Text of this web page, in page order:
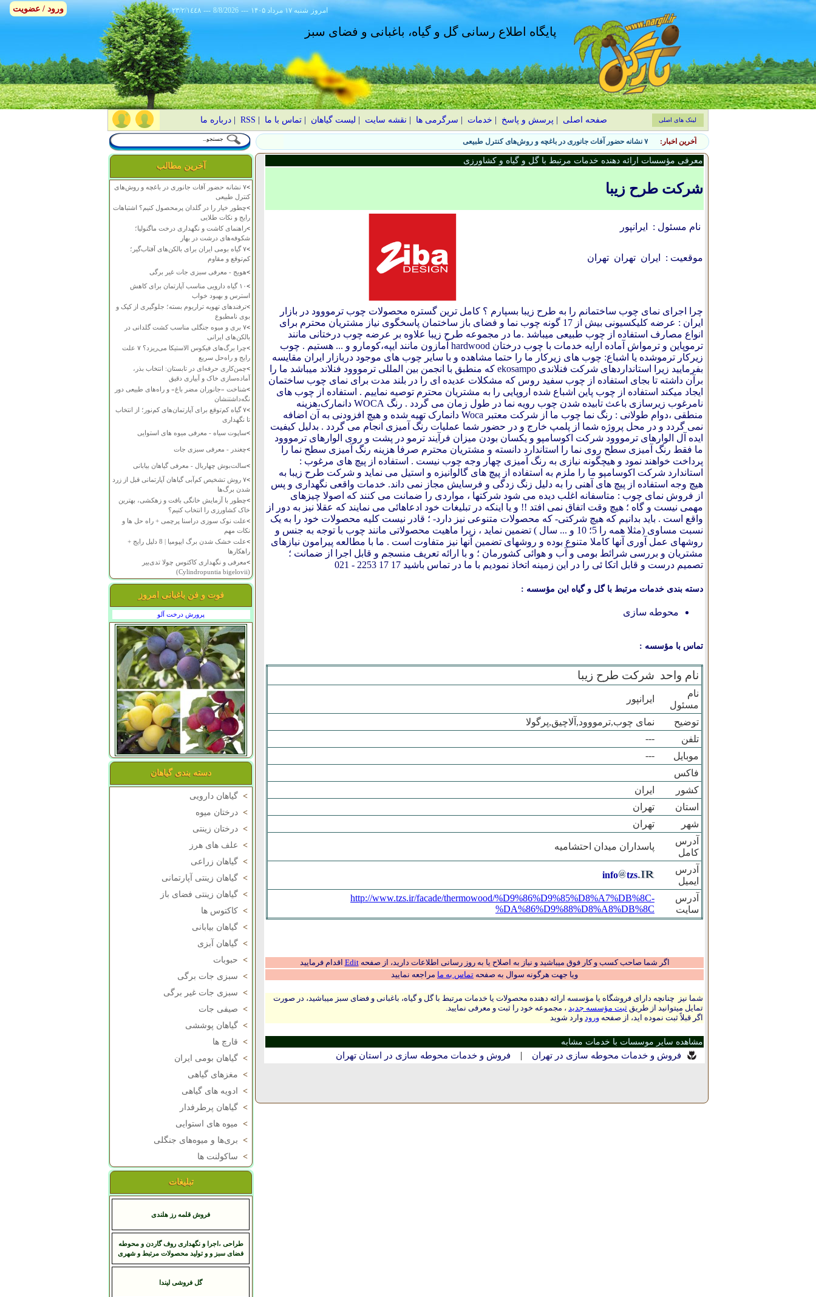
٢٣/٢/١٤٤٨ --- 8/8/2026 --- ۱۴۰۵ شنبه ۱۷ مرداد امروز
پایگاه اطلاع رسانی گل و گیاه، باغبانی و فضای سبز
صفحه اصلی پرسش و پاسخ خدمات سرگرمی ها نقشه سایت لیست گیاهان |تماس با ما RSS
|درباره ما لینک های اصلی
آخرین اخبار: ۷ نشانه حضور آفات جانوری در باغچه و روش‌های کنترل طبیعی
آخرین مطالب
>
۷ نشانه حضور آفات جانوری در باغچه و روش‌های
کنترل طبیعی
>چطور خیار را در گلدان پرمحصول کنیم؟ اشتباهات
رایج و نکات طلایی
>راهنمای کاشت و نگهداری درخت ماگنولیا؛
شکوفه‌های درشت در بهار
>
۷ گیاه بومی ایران برای بالکن‌های آفتاب‌گیر؛
کم‌توقع و مقاوم
>هویج - معرفی سبزی جات غیر برگی
>
۱۰ گیاه دارویی مناسب آپارتمان برای کاهش
استرس و بهبود خواب
>ترفندهای تهویه تراریوم بسته؛ جلوگیری از کپک و
بوی نامطبوع
>
۷ بری و میوه جنگلی مناسب کشت گلدانی در
بالکن‌های ایرانی
>
چرا برگ‌های فیکوس الاستیکا می‌ریزد؟ ۷ علت
رایج و راه‌حل سریع
>چمن‌کاری حرفه‌ای در تابستان: انتخاب بذر،
آماده‌سازی خاک و آبیاری دقیق
>شناخت «جانوران مضر باغ» و راه‌های طبیعی دور
نگه‌داشتنشان
>
۷ گیاه کم‌توقع برای آپارتمان‌های کم‌نور؛ از انتخاب
تا نگهداری
>ساپوت سیاه - معرفی میوه های استوایی
>چغندر - معرفی سبزی جات
>سالت‌بوش چهاربال - معرفی گیاهان بیابانی
>
۷ روش تشخیص کم‌آبی گیاهان آپارتمانی قبل از زرد
شدن برگ‌ها
>چطور با آزمایش خانگی بافت و زهکشی، بهترین
خاک کشاورزی را انتخاب کنیم؟
>علت نوک سوزی دراسنا پرچمی + راه حل ها و
نکات مهم
>
علت خشک شدن برگ ایپومیا | 8 دلیل رایج +
راهکارها
>معرفی و نگهداری کاکتوس چولا تدی‌بیر
(Cylindropuntia bigelovii)
فوت و فن باغبانی امروز
پرورش درخت آلو
دسته بندی گیاهان
> گیاهان دارویی
> درختان میوه
> درختان زینتی
> علف های هرز
> گیاهان زراعی
> گیاهان زینتی آپارتمانی
> گیاهان زینتی فضای باز
> کاکتوس ها
> گیاهان بیابانی
> گیاهان آبزی
> حبوبات
> سبزی جات برگی
> سبزی جات غیر برگی
> صیفی جات
> گیاهان پوششی
> قارچ ها
> گیاهان بومی ایران
> مغزهای گیاهی
>
ادویه های گیاهی
> گیاهان پرطرفدار
> میوه های استوایی
> بری‌ها و میوه‌های جنگلی
> ساکولنت ها
تبلیغات
فروش قلمه رز هلندی
طراحی ،اجرا و نگهداری روف گاردن و محوطه
فضای سبز و و تولید محصولات مرتبط و شهری
گل فروشی لیندا
معرفی مؤسسات ارائه دهنده خدمات مرتبط با گل و گیاه و کشاورزی
شرکت طرح زیبا
نام مسئول : ایرانپور
موقعیت : ایران تهران تهران
چرا اجرای نمای چوب ساختمانم را به طرح زیبا بسپارم ؟ کامل ترین گستره محصولات چوب ترمووود در بازار
ایران : عرضه کلیکسیونی بیش از 17 گونه چوب نما و فضای باز ساختمان پاسخگوی نیاز مشتریان محترم برای
انواع مصارف استفاده از چوب طبیعی میباشد .ما در مجموعه طرح زیبا علاوه بر عرضه چوب درختانی مانند
ترموپاین و ترمواش آماده ارایه خدمات با چوب درختان hardwood آمازون مانند ایپه،کومارو و ... هستیم . چوب
زیرکار ترموشده یا اشباع: چوب های زیرکار ما را حتما مشاهده و با سایر چوب های موجود دربازار ایران مقایسه
بفرمایید زیرا استانداردهای شرکت فنلاندی ekosampo که منطبق با انجمن بین المللی ترمووود فنلاند میباشد ما را
برآن داشته تا بجای استفاده از چوب سفید روس که مشکلات عدیده ای را در بلند مدت برای نمای چوب ساختمان
ایجاد میکند استفاده از چوب پاین اشباع شده اروپایی را به مشتریان محترم توصیه نماییم . استفاده از چوب های
نامرغوب زیرسازی باعث تابیده شدن چوب رویه نما در طول زمان می گردد . رنگ WOCA دانمارک،هزینه
منطقی ،دوام طولانی : رنگ نما چوب ما از شرکت معتبر Woca دانمارک تهیه شده و هیچ افزودنی به آن اضافه
نمی گردد و در محل پروژه شما از پلمپ خارج و در حضور شما عملیات رنگ آمیزی انجام می گردد . بدلیل کیفیت
ایده آل الوارهای ترمووود شرکت اکوسامپو و یکسان بودن میزان فرآیند ترمو در پشت و روی الوارهای ترمووود
ما فقط رنگ آمیزی سطح روی نما را استاندارد دانسته و مشتریان محترم صرفا هزینه رنگ آمیزی سطح نما را
پرداخت خواهند نمود و هیچگونه نیازی به رنگ آمیزی چهار وجه چوب نیست . استفاده از پیچ های مرغوب :
استاندارد شرکت اکوسامپو ما را ملزم به استفاده از پیچ های گالوانیزه و استیل می نماید و شرکت طرح زیبا به
هیچ وجه استفاده از پیچ های آهنی را به دلیل زنگ زدگی و فرسایش مجاز نمی داند. خدمات واقعی نگهداری و پس
از فروش نمای چوب : متاسفانه اغلب دیده می شود شرکتها ، مواردی را ضمانت می کنند که اصولا چیزهای
مهمی نیست و گاه ؛ هیچ وقت اتفاق نمی افتد !! و یا اینکه در تبلیغات خود ادعاهائی می نمایند که عقلا نیز به دور از
واقع است . باید بدانیم که هیچ شرکتی- که محصولات متنوعی نیز دارد- ؛ قادر نیست کلیه محصولات خود را به یک
نسبت مساوی (مثلا همه را 5؛ 10 و ... سال ) تضمین نماید ، زیرا ماهیت محصولاتی مانند چوب با توجه به جنس و
روشهای عمل آوری آنها کاملا متنوع بوده و روشهای تضمین آنها نیز متفاوت است . ما با مطالعه پیرامون نیازهای
مشتریان و بررسی شرائط بومی و آب و هوائی کشورمان ؛ و با ارائه تعریف منسجم و قابل اجرا از ضمانت ؛
تصمیم درست و قابل اتکا ئی را در این زمینه اتخاذ نمودیم با ما در تماس باشید 17 17 2253 - 021
دسته بندی خدمات مرتبط با گل و گیاه این مؤسسه :
محوطه سازی
تماس با مؤسسه :
نام واحد شرکت طرح زیبا
نام
مسئول
ایرانپور
توضیح
نمای چوب,ترمووود,آلاچیق,پرگولا
تلفن
---
موبایل
---
فاکس
کشور
ایران
استان
تهران
شهر
تهران
آدرس
کامل
پاسداران میدان احتشامیه
آدرس
ایمیل
info tzs
آدرس
سایت
http://www.tzs.ir/facade/thermowood/%D9%86%D9%85%D8%A7%DB%8C-
%DA%86%D9%88%D8%A8%DB%8C
اگر شما صاحب کسب و کار فوق میباشید و نیاز به اصلاح یا به روز رسانی اطلاعات دارید، از صفحهEdit اقدام فرمایید
ویا جهت هرگونه سوال به صفحه تماس به ما مراجعه نمایید
شما نیز چنانچه دارای فروشگاه یا مؤسسه ارائه دهنده محصولات یا خدمات مرتبط با گل و گیاه، باغبانی و فضای سبز میباشید، در صورت
تمایل میتوانید از طریق ثبت مؤسسه جدید ، مجموعه خود را ثبت و معرفی نمایید.
اگر قبلاً ثبت نموده اید، از صفحه ورود وارد شوید
مشاهده سایر موسسات با خدمات مشابه
فروش و خدمات محوطه سازی در تهران | فروش و خدمات محوطه سازی در استان تهران
ورود / عضویت